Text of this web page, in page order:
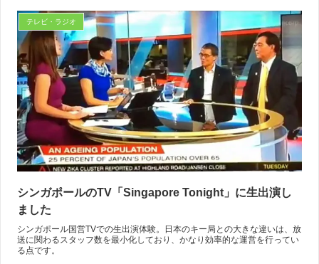
テレビ・ラジオ
シンガポールのTV「Singapore Tonight」に生出演し
ました
シンガポール国営TVでの生出演体験。日本のキー局との大きな違いは、放
送に関わるスタッフ数を最小化しており、かなり効率的な運営を行ってい
る点です。